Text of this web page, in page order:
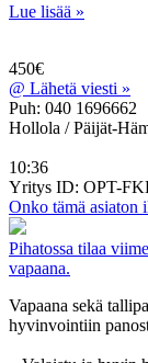
Lue lisää »
450€
@ Lähetä viesti »
Puh: 040 1696662
Hollola / Päijät-
10:36
Yritys ID: OPT-
Onko tämä asiaton
Pihatossa tilaa
vapaana.
Vapaana sekä
hyvinvointiin